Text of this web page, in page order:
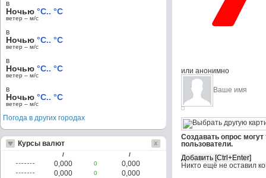
или анонимно
Создавать опрос
пользователи.
Никто ещё не оставил
в
Ночью °C.. °C
ветер – м/c
в
Ночью °C.. °C
ветер – м/c
в
Ночью °C.. °C
ветер – м/c
в
Ночью °C.. °C
ветер – м/c
Погода в других городах
Курсы валют
/ /
0,000 0
0,000
0,000
0
0,000